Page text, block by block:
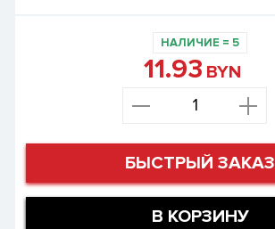
НАЛИЧИЕ = 5
11.93 BYN
БЫСТРЫЙ ЗАКАЗ
В КОРЗИНУ